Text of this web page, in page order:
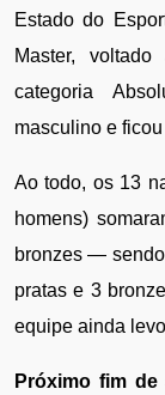
Estado do
Master,
categoria
masculino e
Ao todo, os 13
homens)
bronzes —
pratas e 3
equipe ainda
Próximo fim de